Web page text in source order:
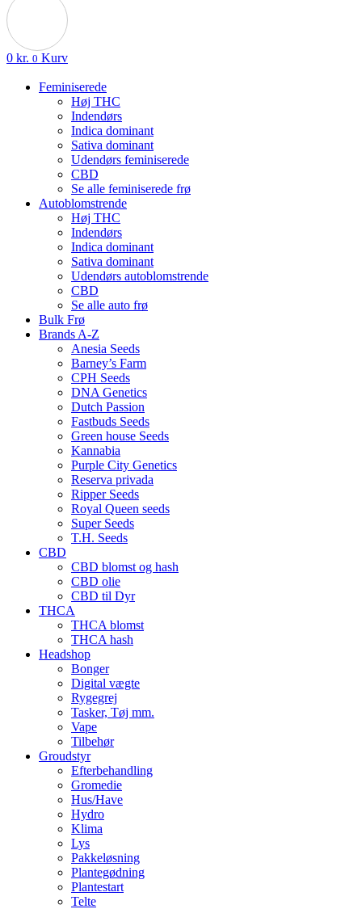
0 kr. 0 Kurv
Feminiserede
Høj THC
Indendørs
Indica dominant
Sativa dominant
Udendørs feminiserede
CBD
Se alle feminiserede frø
Autoblomstrende
Høj THC
Indendørs
Indica dominant
Sativa dominant
Udendørs autoblomstrende
CBD
Se alle auto frø
Bulk Frø
Brands A-Z
Anesia Seeds
Barney’s Farm
CPH Seeds
DNA Genetics
Dutch Passion
Fastbuds Seeds
Green house Seeds
Kannabia
Purple City Genetics
Reserva privada
Ripper Seeds
Royal Queen seeds
Super Seeds
T.H. Seeds
CBD
CBD blomst og hash
CBD olie
CBD til Dyr
THCA
THCA blomst
THCA hash
Headshop
Bonger
Digital vægte
Rygegrej
Tasker, Tøj mm.
Vape
Tilbehør
Groudstyr
Efterbehandling
Gromedie
Hus/Have
Hydro
Klima
Lys
Pakkeløsning
Plantegødning
Plantestart
Telte